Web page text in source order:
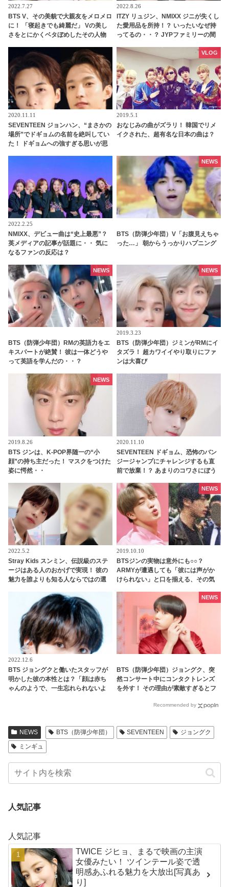
2022.7.27
BTS V、その美貌で大親友をメロメロ
に！ 「寝起きでも綺麗だ」 Vの美し
さをとにかくベタぼめしたその人物
ビジュアルにファン感動
2022.8.26
ITZY リュジン、NMIXX ジニが失くし
た愛用品を所持！？ いったいなぜ持
ってるの・・？ JYPファミリーの間
2020.11.11
SEVENTEEN ジョンハン、“まさかの
場所”でドギョムの名前を絶叫してい
た！ ドギョムへの強すぎる思いが思
2019.5.1
おなじみの曲がズラリ！ 韓国でリメ
イクされた、超有名な日本の曲は？
VLOG
2022.2.25
NMIXX、デビュー曲は“史上最悪”？
英メディアの記事が話題に・・ 気に
なるファンの反応は？
BTS（防弾少年団）V「お腹見えちゃ
った…」 朝からうっかりハプニング
NEWS
BTS（防弾少年団）RMの英語力をエ
キスパートが絶賛！ 彼は一体どうや
って英語を学んだの・・？
NEWS
2019.3.23
BTS（防弾少年団）ジミンがRMにイ
タズラ！ 超カワイイやり取りにファ
ンは大喜び
NEWS
2019.8.26
BTS ジンは、K-POP界随一の“小
顔”の持ち主だった！ マスクをつけた
姿に愕然・・
NEWS
2020.11.10
SEVENTEEN ドギョム、恐怖のバン
ジージャンプにチャレンジするも直
前で放棄！？ あまりのコワさにぼう
メンバーたちの姿にファン感動[動画
あり]
2022.5.2
Stray Kids スンミン、伝説級のステ
ージはある人のおかげで実現！ 彼の
魅力を誰よりも知る人ならではの選
2019.10.10
BTSジンの実物は意外にも○○？
ARMYが遭遇しても「彼には声がか
けられない」と口を揃える、その気
NEWS
2022.12.6
BTS ジョングクと働いたスタッフが
明かした彼の本性とは？「顔は赤ち
ゃんのようで、一生忘れられないよ
BTS（防弾少年団）ジョングク、突
然コンサート中にコンタクトレンズ
を外す！ その理由が素敵すぎるとフ
NEWS
Recommended by
NEWS BTS（防弾少年団） SEVENTEEN
ジョングク
ミンギュ
人気記事
人気記事
TWICE ジヒョ、まるで映画の主演
女優みたい！ ツインテール姿で透
明感あふれる魅力を大放出[写真あ
り]